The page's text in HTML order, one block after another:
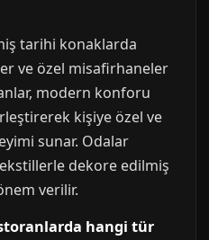
tarihi konaklarda
ve özel misafirhaneler
modern konforu
kişiye özel ve
sunar. Odalar
dekore edilmiş
verilir.
hangi tür